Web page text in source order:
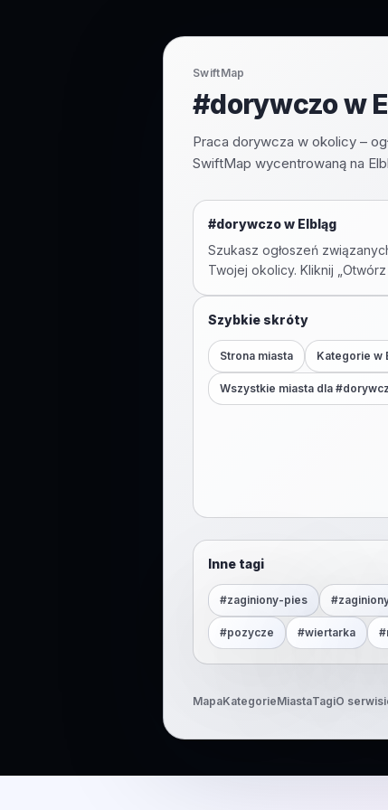
SwiftMap
#dorywczo w
Praca dorywcza w okolicy –
SwiftMap wycentrowaną na
#dorywczow Elbląg
Szukasz ogłoszeń
Twojej okolicy. Kliknij
Szybkie skróty
Strona miasta Kategorie w
Wszystkie miasta dla #
Inne tagi
#zaginiony-pies #
#pozycze #wiertarka #
MapaKategorieMiastaTagiO